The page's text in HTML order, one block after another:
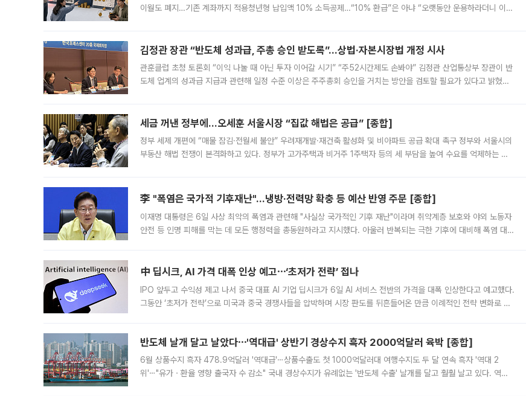
이월도 폐지…기존 계좌까지 적용청년형 납입액 10% 소득공제…“10% 환급”은 아냐 “오랫동안 운용하라더니 이제
김정관 장관 “반도체 성과급, 주총 승인 받도록”…상법·자본시장법 개정 시사
관훈클럽 초청 토론회 “이익 나눌 때 아닌 투자 이어갈 시기” “주52시간제도 손봐야” 김정관 산업통상부 장관이 반
도체 업계의 성과급 지급과 관련해 일정 수준 이상은 주주총회 승인을 거치는 방안을 검토할 필요가 있다고 밝혔다.
세금 꺼낸 정부에…오세훈 서울시장 “집값 해법은 공급” [종합]
정부 세제 개편에 “매물 잠김·전월세 불안” 우려재개발·재건축 활성화 및 비아파트 공급 확대 촉구 정부와 서울시의
부동산 해법 전쟁이 본격화하고 있다. 정부가 고가주택과 비거주 1주택자 등의 세 부담을 높여 수요를 억제하는 카
李 "폭염은 국가적 기후재난"…냉방·전력망 확충 등 예산 반영 주문 [종합]
이재명 대통령은 6일 사상 최악의 폭염과 관련해 "사실상 국가적인 기후 재난"이라며 취약계층 보호와 야외 노동자
안전 등 인명 피해를 막는 데 모든 행정력을 총동원하라고 지시했다. 아울러 반복되는 극한 기후에 대비해 폭염 대응
中 딥시크, AI 가격 대폭 인상 예고⋯‘초저가 전략’ 접나
IPO 앞두고 수익성 제고 나서 중국 대표 AI 기업 딥시크가 6일 AI 서비스 전반의 가격을 대폭 인상한다고 예고했다.
그동안 ‘초저가 전략’으로 미국과 중국 경쟁사들을 압박하며 시장 판도를 뒤흔들어온 만큼 이례적인 전략 변화로 평
반도체 날개 달고 날았다⋯'역대급' 상반기 경상수지 흑자 2000억달러 육박 [종합]
6월 상품수지 흑자 478.9억달러 '역대급'⋯상품수출도 첫 1000억달러대 여행수지도 두 달 연속 흑자 '역대 2
위'⋯"유가ㆍ환율 영향 출국자 수 감소" 국내 경상수지가 유례없는 '반도체 수출' 날개를 달고 훨훨 날고 있다. 역대